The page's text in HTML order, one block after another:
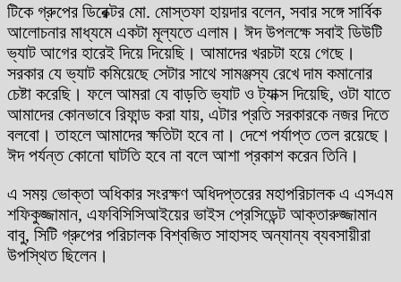
টিকে গ্রুপের ডিরেক্টর মো. মোস্তফা হায়দার বলেন, সবার সঙ্গে সার্বিক
আলোচনার মাধ্যমে একটা মূল্যতে এলাম। ঈদ উপলক্ষে সবাই ডিউটি
ভ্যাট আগের হারেই দিয়ে দিয়েছি। আমাদের খরচটা হয়ে গেছে।
সরকার যে ভ্যাট কমিয়েছে সেটার সাথে সামঞ্জস্য রেখে দাম কমানোর
চেষ্টা করেছি। ফলে আমরা যে বাড়তি ভ্যাট ও ট্যাক্স দিয়েছি, ওটা যাতে
আমাদের কোনভাবে রিফান্ড করা যায়, এটার প্রতি সরকারকে নজর দিতে
বলবো। তাহলে আমাদের ক্ষতিটা হবে না। দেশে পর্যাপ্ত তেল রয়েছে।
ঈদ পর্যন্ত কোনো ঘাটতি হবে না বলে আশা প্রকাশ করেন তিনি।
এ সময় ভোক্তা অধিকার সংরক্ষণ অধিদপ্তরের মহাপরিচালক এ এসএম
শফিকুজ্জামান, এফবিসিসিআইয়ের ভাইস প্রেসিডেন্ট আক্তারুজ্জামান
বাবু, সিটি গ্রুপের পরিচালক বিশ্বজিত সাহাসহ অন্যান্য ব্যবসায়ীরা
উপস্থিত ছিলেন।